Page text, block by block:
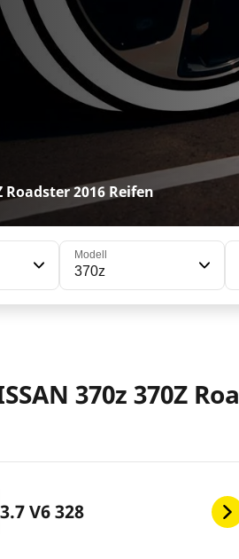
Roadster 2016 Reifen
Modell
370z
370z 370Z
3.7 V6 328